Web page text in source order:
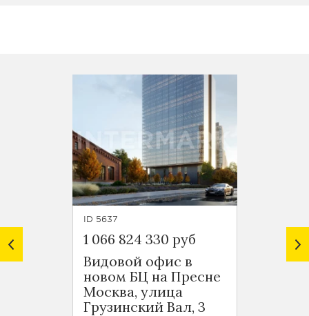
ID 5637
1 066 824 330 руб
Видовой офис в
новом БЦ на Пресне
Москва, улица
Грузинский Вал, 3
1